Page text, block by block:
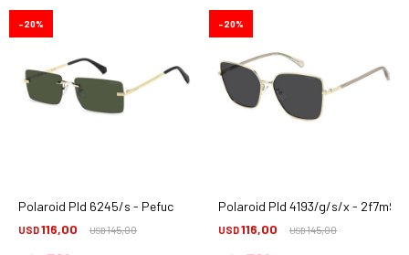
Polaroid Pld 6245/s - Pefuc
USD116,00 USD145,00
20
Polaroid Pld 4193/g/s/x - 2f7m9
USD116,00 USD145,00
20